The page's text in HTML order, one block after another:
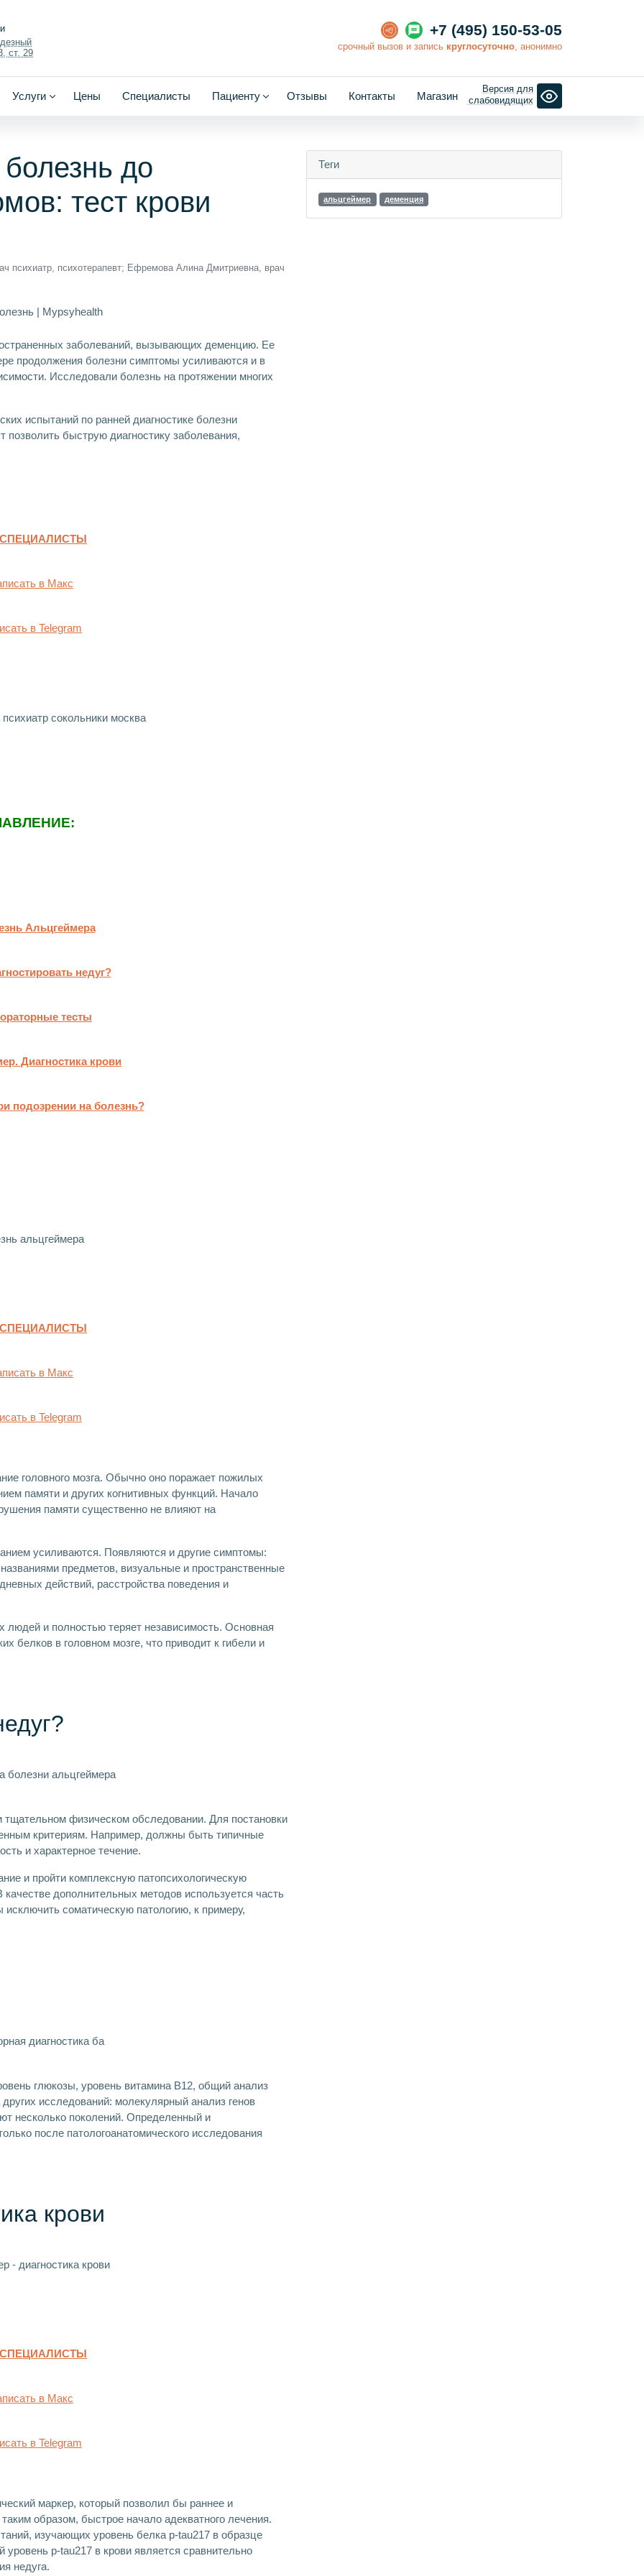
ст. 29
+7 (495) 150-53-05
cрочный вызов и запись круглосуточно , анонимно
Услуги Цены Специалисты Пациенту Отзывы Контакты Магазин
Версия для
слабовидящих
до
тест крови
психиатр, психотерапевт; Ефремова Алина Дмитриевна, врач
заболеваний, вызывающих деменцию. Ее
продолжения болезни симптомы усиливаются и в
Исследовали болезнь на протяжении многих
испытаний по ранней диагностике болезни
быструю диагностику заболевания,
в Макс
в Telegram
Альцгеймера
недуг?
тесты
Диагностика крови
подозрении на болезнь?
в Макс
в Telegram
головного мозга. Обычно оно поражает пожилых
памяти и других когнитивных функций. Начало
памяти существенно не влияют на
усиливаются. Появляются и другие симптомы:
предметов, визуальные и пространственные
действий, расстройства поведения и
людей и полностью теряет независимость. Основная
белков в головном мозге, что приводит к гибели и
физическом обследовании. Для постановки
критериям. Например, должны быть типичные
и характерное течение.
и пройти комплексную патопсихологическую
дополнительных методов используется часть
соматическую патологию, к примеру,
глюкозы, уровень витамина В12, общий анализ
исследований: молекулярный анализ генов
несколько поколений. Определенный и
после патологоанатомического исследования
крови
в Макс
в Telegram
маркер, который позволил бы раннее и
образом, быстрое начало адекватного лечения.
изучающих уровень белка p-tau217 в образце
p-tau217 в крови является сравнительно
недуга.
Теги
альцгеймер деменция